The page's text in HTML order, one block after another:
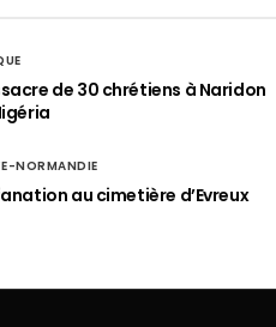
de 30 chrétiens à Naridon
NORMANDIE
au cimetière d’Evreux